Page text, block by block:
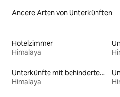
Andere Arten von Unterkünften
Hotelzimmer
Himalaya
Unterkünfte mit behindertengerechtem WC
Himalaya